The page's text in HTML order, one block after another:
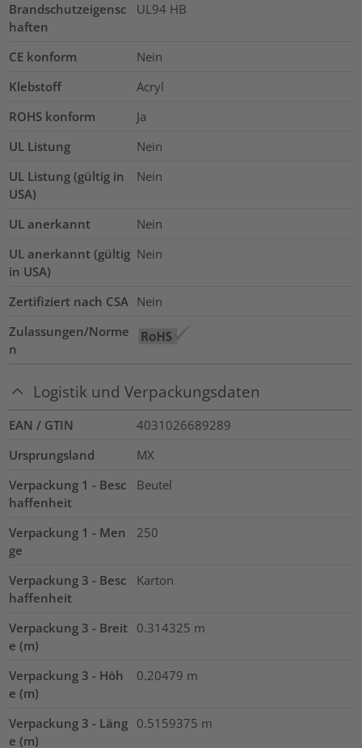
Brandschutzeigensc
haften
UL94 HB
CE konform
Nein
Klebstoff
Acryl
ROHS konform
Ja
UL Listung
Nein
UL Listung (gültig in
USA)
Nein
UL anerkannt
Nein
UL anerkannt (gültig
in USA)
Nein
Zertifiziert nach CSA Nein
Zulassungen/Norme
n
Logistik und Verpackungsdaten
EAN / GTIN
4031026689289
Ursprungsland
MX
Verpackung 1 - Besc
haffenheit
Beutel
Verpackung 1 - Men
ge
250
Verpackung 3 - Besc
haffenheit
Karton
Verpackung 3 - Breit
e (m)
0.314325 m
Verpackung 3 - Höh
e (m)
0.20479 m
Verpackung 3 - Läng
e (m)
0.5159375 m